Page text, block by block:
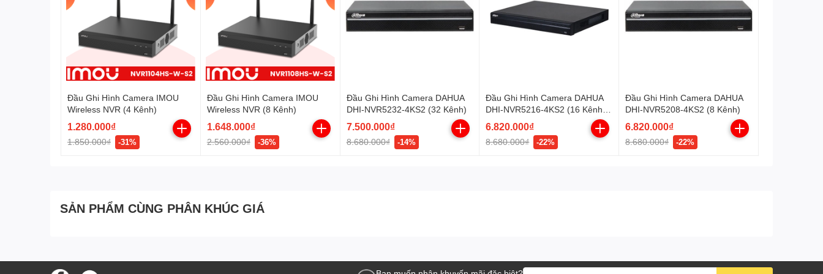
– Chất liệu kim loại
– Điện áp DC 12V/1.5A công suất không ổ cứng 10W
– Môi trường làm việc -10 ~ 55 độ C
– Kích thước 197mm×192mm×41mm
– Trọng lượng không ổ cứng 1KG
– Sản xuất tại Trung Quốc
– Bảo hành: 24 tháng
Điện áp DC 12V/1.5A
Giao thức
P2P, ĐNS: Miễn phí 1 host
chính hãng
Đầu Ghi Hình Camera IMOU
Wireless NVR (4 Kênh)
1.280.000₫
1.850.000₫ -31%
Đầu Ghi Hình Camera IMOU
Wireless NVR (8 Kênh)
1.648.000₫
2.560.000₫ -36%
Đầu Ghi Hình Camera DAHUA
DHI-NVR5232-4KS2 (32 Kênh)
7.500.000₫
8.680.000₫ -14%
Đầu Ghi Hình Camera DAHUA
DHI-NVR5216-4KS2 (16 Kênh -
Nhận diện khuôn mặt)
6.820.000₫
8.680.000₫ -22%
Đầu Ghi Hình Camera DAHUA
DHI-NVR5208-4KS2 (8 Kênh)
6.820.000₫
8.680.000₫ -22%
SẢN PHẨM CÙNG PHÂN KHÚC GIÁ